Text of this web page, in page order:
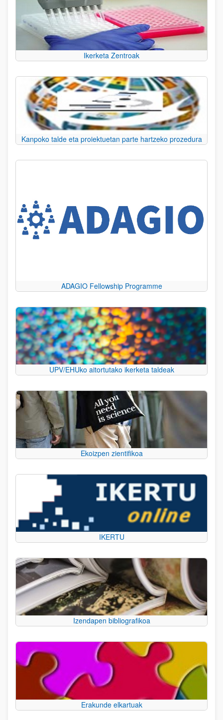
Ikerketa Zentroak
Kanpoko talde eta proiektuetan parte hartzeko prozedura
ADAGIO Fellowship Programme
UPV/EHUko aitortutako ikerketa taldeak
Ekoizpen zientifikoa
IKERTU
Izendapen bibliografikoa
Erakunde elkartuak